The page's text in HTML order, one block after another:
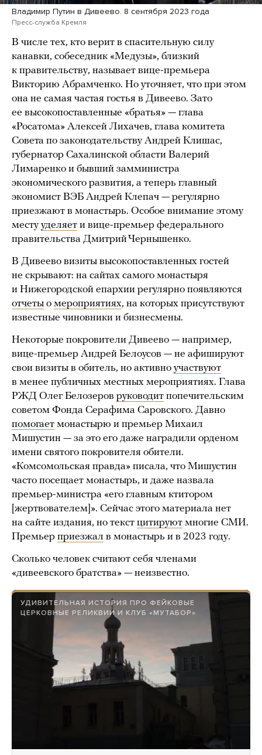
Владимир Путин в Дивеево. 8 сентября 2023 года
Пресс-служба Кремля
В числе тех, кто верит в спасительную силу
канавки, собеседник «Медузы», близкий
к правительству, называет вице-премьера
Викторию Абрамченко. Но уточняет, что при этом
она не самая частая гостья в Дивеево. Зато
ее высокопоставленные «братья» — глава
«Росатома» Алексей Лихачев, глава комитета
Совета по законодательству Андрей Клишас,
губернатор Сахалинской области Валерий
Лимаренко и бывший замминистра
экономического развития, а теперь главный
экономист ВЭБ Андрей Клепач — регулярно
приезжают в монастырь. Особое внимание этому
местууделяет и вице-премьер федерального
правительства Дмитрий Чернышенко.
В Дивеево визиты высокопоставленных гостей
не скрывают: на сайтах самого монастыря
и Нижегородской епархии регулярно появляются
отчеты о мероприятиях, на которых присутствуют
известные чиновники и бизнесмены.
Некоторые покровители Дивеево — например,
вице-премьер Андрей Белоусов — не афишируют
свои визиты в обитель, но активно участвуют
в менее публичных местных мероприятиях. Глава
РЖД Олег Белозеров руководит попечительским
советом Фонда Серафима Саровского. Давно
помогает монастырю и премьер Михаил
Мишустин — за это его даже наградили орденом
имени святого покровителя обители.
«Комсомольская правда» писала, что Мишустин
часто посещает монастырь, и даже назвала
премьер-министра «его главным ктитором
[жертвователем]». Сейчас этого материала нет
на сайте издания, но текст цитируют многие СМИ.
Премьер приезжал в монастырь и в 2023 году.
Сколько человек считают себя членами
«дивеевского братства» — неизвестно.
УДИВИТЕЛЬНАЯ ИСТОРИЯ ПРО ФЕЙКОВЫЕ
ЦЕРКОВНЫЕ РЕЛИКВИИ И КЛУБ «МУТАБОР»